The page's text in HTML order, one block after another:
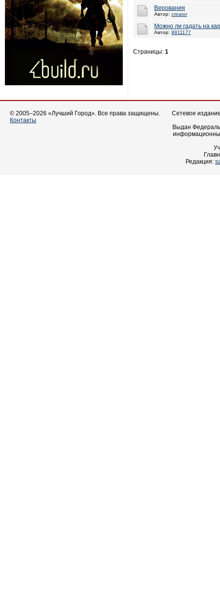
Верования
Автор: creator
Можно ли гадать на
Автор: 9911177
Страницы: 1
© 2005–2026 «Лучший Город». Все права защищены.
Контакты
Сетевое
Выдан
Редакция: